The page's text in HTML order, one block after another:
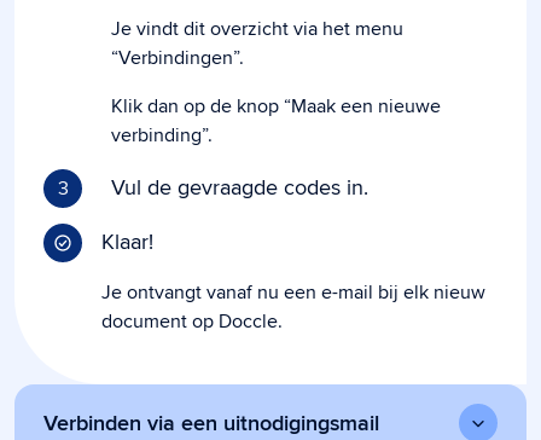
Je vindt dit overzicht via het menu
“Verbindingen”.
Klik dan op de knop “Maak een nieuwe
verbinding”.
3
Vul de gevraagde codes in.
Klaar!
Je ontvangt vanaf nu een e-mail bij elk nieuw
document op Doccle.
Verbinden via een uitnodigingsmail